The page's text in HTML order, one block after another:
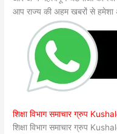
आप राज्य की अहम खबरों से
शिक्षा विभाग समाचार ग्रुप
शिक्षा विभाग समाचार ग्रुप